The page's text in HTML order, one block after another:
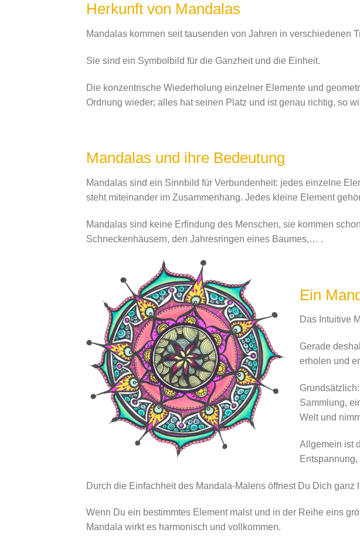
Herkunft von Mandalas
Mandalas kommen seit tausenden von Jahren in verschiedenen
Sie sind ein Symbolbild für die Ganzheit und die Einheit.
Die konzentrische Wiederholung einzelner Elemente und
Ordnung wieder; alles hat seinen Platz und ist genau richtig, so
Mandalas und ihre Bedeutung
Mandalas sind ein Sinnbild für Verbundenheit: jedes einzelne
steht miteinander im Zusammenhang. Jedes kleine Element
Mandalas sind keine Erfindung des Menschen, sie kommen
Schneckenhäusern, den Jahresringen eines Baumes,… .
Ein
Das Intuitive
Gerade
erholen und
Sammlung,
Welt und
Allgemein ist
Durch die Einfachheit des Mandala-Malens öffnest Du Dich ganz
Wenn Du ein bestimmtes Element malst und in der Reihe eins
Mandala wirkt es harmonisch und vollkommen.